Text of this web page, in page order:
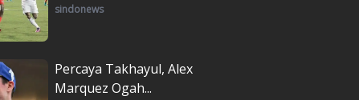
sindonews
Percaya Takhayul, Alex
Marquez Ogah...